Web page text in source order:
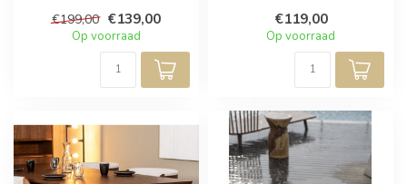
een speels en...
€199,00 €139,00
Op voorraad
€119,00
Op voorraad